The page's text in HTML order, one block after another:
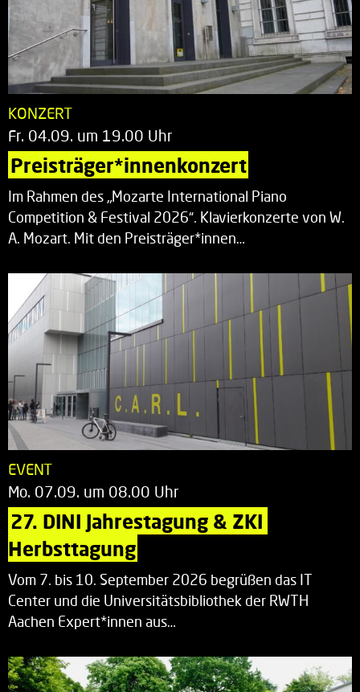
KONZERT
Fr. 04.09. um 19.00 Uhr
Preisträger*innenkonzert
Im Rahmen des „Mozarte International Piano
Competition & Festival 2026“. Klavierkonzerte von W.
A. Mozart. Mit den Preisträger*innen…
EVENT
Mo. 07.09. um 08.00 Uhr
27. DINI Jahrestagung & ZKI
Herbsttagung
Vom 7. bis 10. September 2026 begrüßen das IT
Center und die Universitätsbibliothek der RWTH
Aachen Expert*innen aus…